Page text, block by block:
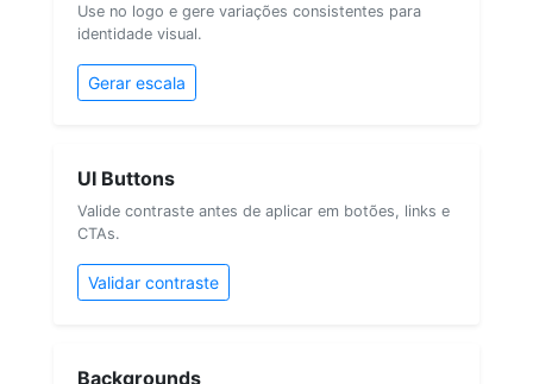
Use no logo e gere variações consistentes para
identidade visual.
Gerar escala
UI Buttons
Valide contraste antes de aplicar em botões, links e
CTAs.
Validar contraste
Backgrounds